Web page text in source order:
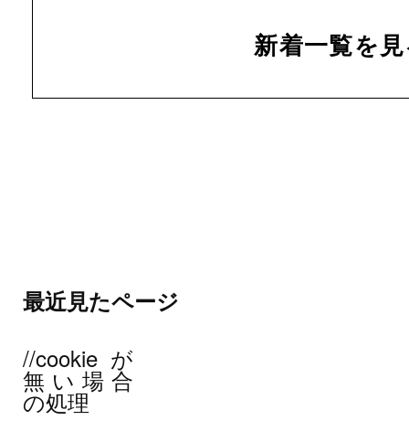
新着一覧を
最近見たページ
//cookieが
無い場合
の処理